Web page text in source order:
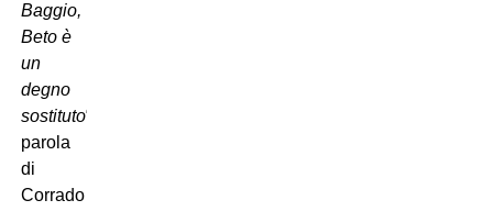
Baggio,
Beto è
un
degno
sostituto“,
parola
di
Corrado